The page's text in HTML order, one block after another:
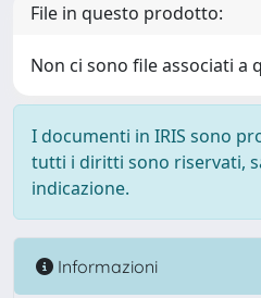
File in questo prodotto:
Non ci sono file associati a
I documenti in IRIS sono
tutti i diritti sono riservati,
indicazione.
Informazioni